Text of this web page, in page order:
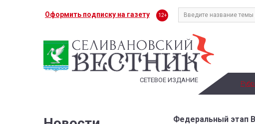
Оформить подписку на газету 12+
СЕТЕВОЕ ИЗДАНИЕ
Федеральный этап